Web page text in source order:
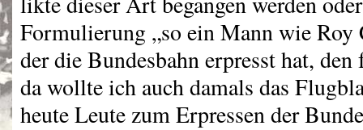
Formulierung „so ein Mann wie Roy
der die Bundesbahn erpresst hat,
da wollte ich auch damals das
heute Leute zum Erpressen der